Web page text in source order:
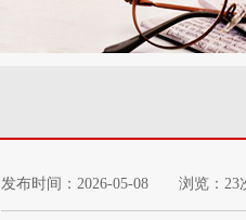
发布时间：2026-05-08 浏览：23